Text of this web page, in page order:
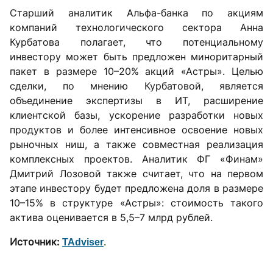
Старший аналитик Альфа-банка по акциям
компаний технологического сектора Анна
Курбатова полагает, что потенциальному
инвестору может быть предложен миноритарный
пакет в размере 10–20% акций «Астры». Целью
сделки, по мнению Курбатовой, является
объединение экспертизы в ИТ, расширение
клиентской базы, ускорение разработки новых
продуктов и более интенсивное освоение новых
рыночных ниш, а также совместная реализация
комплексных проектов. Аналитик ФГ «Финам»
Дмитрий Лозовой также считает, что на первом
этапе инвестору будет предложена доля в размере
10–15% в структуре «Астры»: стоимость такого
актива оценивается в 5,5–7 млрд рублей.
Источник: TAdviser.